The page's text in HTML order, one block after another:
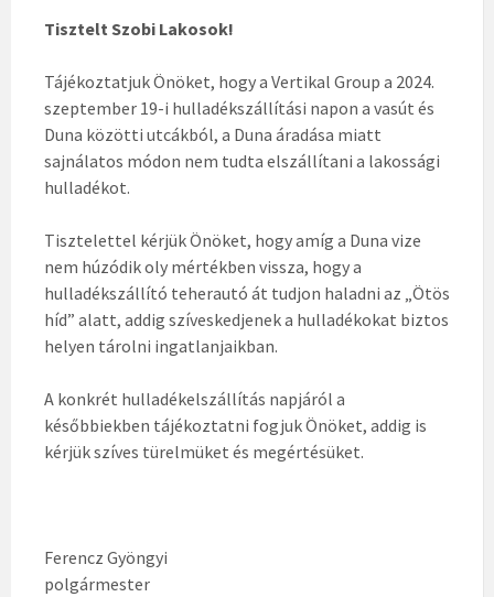
Tisztelt Szobi Lakosok!
Tájékoztatjuk Önöket, hogy a Vertikal Group a 2024.
szeptember 19-i hulladékszállítási napon a vasút és
Duna közötti utcákból, a Duna áradása miatt
sajnálatos módon nem tudta elszállítani a lakossági
hulladékot.
Tisztelettel kérjük Önöket, hogy amíg a Duna vize
nem húzódik oly mértékben vissza, hogy a
hulladékszállító teherautó át tudjon haladni az „Ötös
híd” alatt, addig szíveskedjenek a hulladékokat biztos
helyen tárolni ingatlanjaikban.
A konkrét hulladékelszállítás napjáról a
későbbiekben tájékoztatni fogjuk Önöket, addig is
kérjük szíves türelmüket és megértésüket.
Ferencz Gyöngyi
polgármester